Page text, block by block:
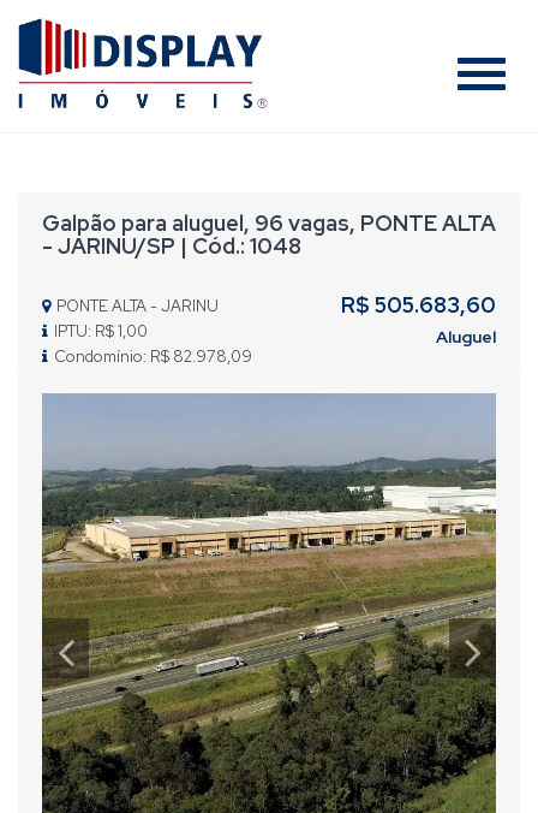
#
Galpão para aluguel, 96 vagas, PONTE ALTA
- JARINU/SP | Cód.: 1048
PONTE ALTA - JARINU
IPTU: R$ 1,00
Condomínio: R$ 82.978,09
R$ 505.683,60
Aluguel